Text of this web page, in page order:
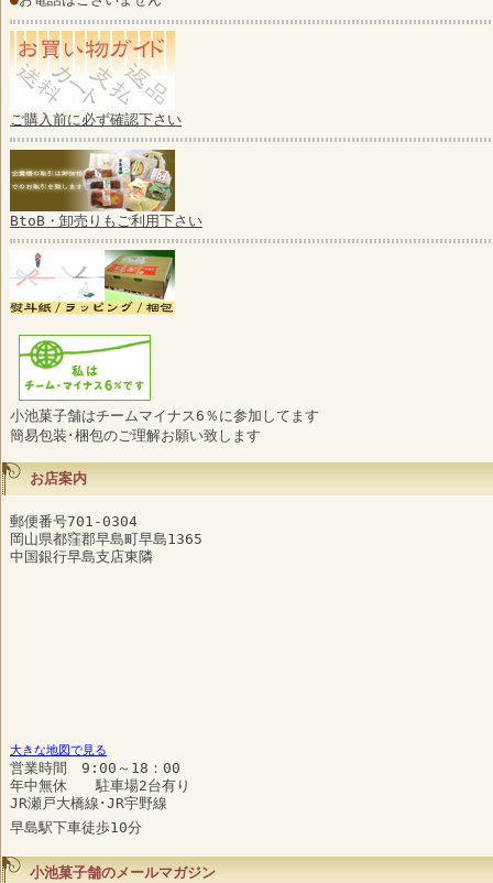
ご購入前に必ず確認下さい
BtoB・卸売りもご利用下さい
小池菓子舗はチームマイナス6％に参加してます
簡易包装･梱包のご理解お願い致します
お店案内
郵便番号701-0304
岡山県都窪郡早島町早島1365
中国銀行早島支店東隣
大きな地図で見る
営業時間 9:00～18：00
年中無休 駐車場2台有り
JR瀬戸大橋線･JR宇野線
早島駅下車徒歩10分
小池菓子舗のメールマガジン